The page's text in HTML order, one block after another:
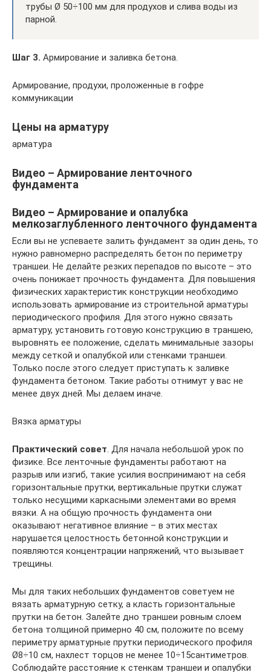
трубы Ø 50÷100 мм для продухов и слива воды из
парной.
Шаг 3. Армирование и заливка бетона.
Армирование, продухи, проложенные в гофре
коммуникации
Цены на арматуру
арматура
Видео – Армирование ленточного
фундамента
Видео – Армирование и опалубка
мелкозаглубленного ленточного фундамента
Если вы не успеваете залить фундамент за один день, то
нужно равномерно распределять бетон по периметру
траншеи. Не делайте резких перепадов по высоте – это
очень понижает прочность фундамента. Для повышения
физических характеристик конструкции необходимо
использовать армирование из строительной арматуры
периодического профиля. Для этого нужно связать
арматуру, установить готовую конструкцию в траншею,
выровнять ее положение, сделать минимальные зазоры
между сеткой и опалубкой или стенками траншеи.
Только после этого следует приступать к заливке
фундамента бетоном. Такие работы отнимут у вас не
менее двух дней. Мы делаем иначе.
Вязка арматуры
Практический совет . Для начала небольшой урок по
физике. Все ленточные фундаменты работают на
разрыв или изгиб, такие усилия воспринимают на себя
горизонтальные прутки, вертикальные прутки служат
только несущими каркасными элементами во время
вязки. А на общую прочность фундамента они
оказывают негативное влияние – в этих местах
нарушается целостность бетонной конструкции и
появляются концентрации напряжений, что вызывает
трещины.
Мы для таких небольших фундаментов советуем не
вязать арматурную сетку, а класть горизонтальные
прутки на бетон. Залейте дно траншеи ровным слоем
бетона толщиной примерно 40 см, положите по всему
периметру арматурные прутки периодического профиля
Ø8÷10 см, нахлест торцов не менее 10÷15сантиметров.
Соблюдайте расстояние к стенкам траншеи и опалубки